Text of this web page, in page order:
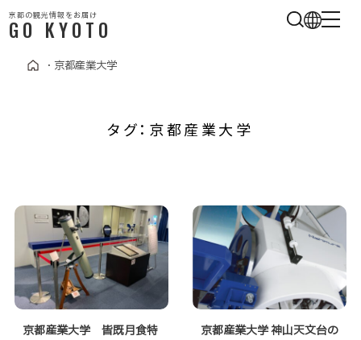
・ 京都産業大学
タグ：京都産業大学
京都産業大学 皆既月食特
京都産業大学 神山天文台の
京都の観光情報をお届け
GO KYOTO